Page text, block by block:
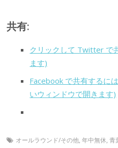
共有:
クリックして Twitter で
ます)
Facebook で共有するに
いウィンドウで開きます)
オールラウンド/その他,年中無休,青